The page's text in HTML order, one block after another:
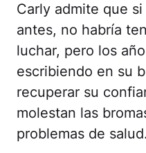
Carly admite que
antes, no habría
luchar, pero los
escribiendo en su
recuperar su
molestan las
problemas de salud.